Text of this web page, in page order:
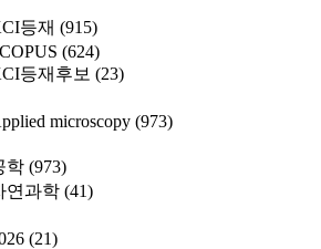
등재 (915)
(624)
등재후보 (23)
microscopy (973)
학 (973)
연과학 (41)
(21)